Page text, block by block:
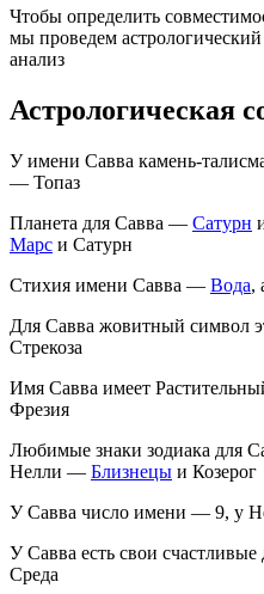
Чтобы определить
мы проведем
анализ
Астрологическая
У имени Савва камень-
— Топаз
Планета для Савва — Сатурн
Марс и Сатурн
Стихия имени Савва — Вода,
Для Савва жовитный символ
Стрекоза
Имя Савва имеет
Фрезия
Любимые знаки зодиака для
Нелли — Близнецы и Козерог
У Савва число имени — 9, у
У Савва есть свои
Среда